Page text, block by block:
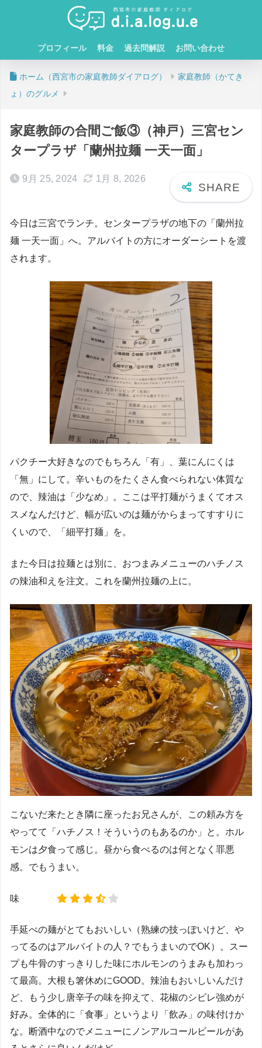
プロフィール 料金 過去問解説 お問い合わせ
ホーム
家庭教師（かてき
ょ）のグルメ
家庭教師の合間ご飯③（神戸）三宮セン
タープラザ「蘭州拉麺 一天一面」
9月 25, 2024 1月 8, 2026
今日は三宮でランチ。センタープラザの地下の「蘭州拉
麺 一天一面」へ。アルバイトの方にオーダーシートを渡
されます。
パクチー大好きなのでもちろん「有」、葉にんにくは
「無」にして。辛いものをたくさん食べられない体質な
ので、辣油は「少なめ」。ここは平打麺がうまくてオス
スメなんだけど、幅が広いのは麺がからまってすすりに
くいので、「細平打麺」を。
また今日は拉麺とは別に、おつまみメニューのハチノス
の辣油和えを注文。これを蘭州拉麺の上に。
こないだ来たとき隣に座ったお兄さんが、この頼み方を
やってて「ハチノス！そういうのもあるのか」と。ホル
モンは夕食って感じ。昼から食べるのは何となく罪悪
感。でもうまい。
味
手延べの麺がとてもおいしい（熟練の技っぽいけど、や
ってるのはアルバイトの人？でもうまいのでOK）。スー
プも牛骨のすっきりした味にホルモンのうまみも加わっ
て最高。大根も箸休めにGOOD。辣油もおいしいんだけ
ど、もう少し唐辛子の味を抑えて、花椒のシビレ強めが
好み。全体的に「食事」というより「飲み」の味付けか
な。断酒中なのでメニューにノンアルコールビールがあ